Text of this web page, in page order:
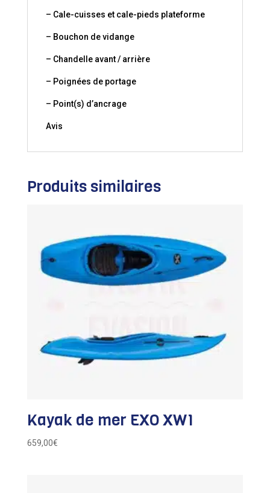
– Cale-cuisses et cale-pieds plateforme
– Bouchon de vidange
– Chandelle avant / arrière
– Poignées de portage
– Point(s) d’ancrage
Avis
Produits similaires
Kayak de mer EXO XW1
659,00€